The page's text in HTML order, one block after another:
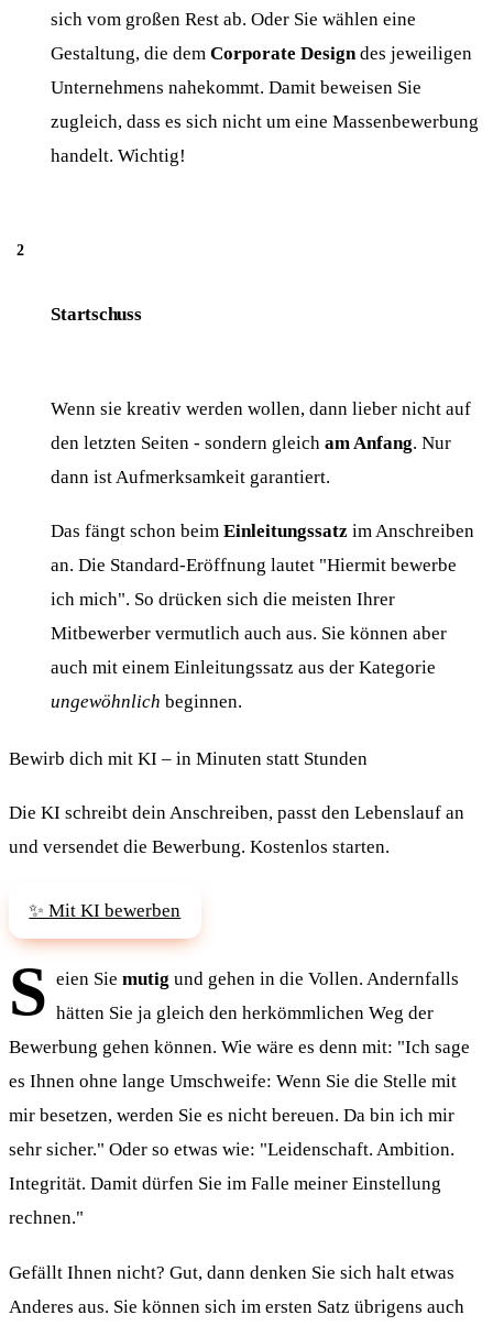
sich vom großen Rest ab. Oder Sie wählen eine
Gestaltung, die demCorporate Designdes jeweiligen
Unternehmens nahekommt. Damit beweisen Sie
zugleich, dass es sich nicht um eine Massenbewerbung
handelt. Wichtig!
Startschuss
Wenn sie kreativ werden wollen, dann lieber nicht auf
den letzten Seiten - sondern gleicham Anfang. Nur
dann ist Aufmerksamkeit garantiert.
Das fängt schon beimEinleitungssatz im Anschreiben
an. Die Standard-Eröffnung lautet "Hiermit bewerbe
ich mich". So drücken sich die meisten Ihrer
Mitbewerber vermutlich auch aus. Sie können aber
auch mit einem Einleitungssatz aus der Kategorie
ungewöhnlich beginnen.
Bewirb dich mit KI – in Minuten statt Stunden
Die KI schreibt dein Anschreiben, passt den Lebenslauf an
und versendet die Bewerbung. Kostenlos starten.
✨ Mit KI bewerben
S eien Sie mutig und gehen in die Vollen. Andernfalls
hätten Sie ja gleich den herkömmlichen Weg der
Bewerbung gehen können. Wie wäre es denn mit: "Ich sage
es Ihnen ohne lange Umschweife: Wenn Sie die Stelle mit
mir besetzen, werden Sie es nicht bereuen. Da bin ich mir
sehr sicher." Oder so etwas wie: "Leidenschaft. Ambition.
Integrität. Damit dürfen Sie im Falle meiner Einstellung
rechnen."
Gefällt Ihnen nicht? Gut, dann denken Sie sich halt etwas
Anderes aus. Sie können sich im ersten Satz übrigens auch